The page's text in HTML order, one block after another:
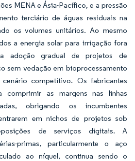
MENA e Ásia-Pacífico, e a pressão
terciário de águas residuais na
os volumes unitários. Ao mesmo
a energia solar para irrigação fora
adoção gradual de projetos de
sem vedação em bioprocessamento
competitivo. Os fabricantes
comprimir as margens nas linhas
obrigando os incumbentes
em nichos de projetos sob
de serviços digitais. A
primas, particularmente o aço
ao níquel, continua sendo o